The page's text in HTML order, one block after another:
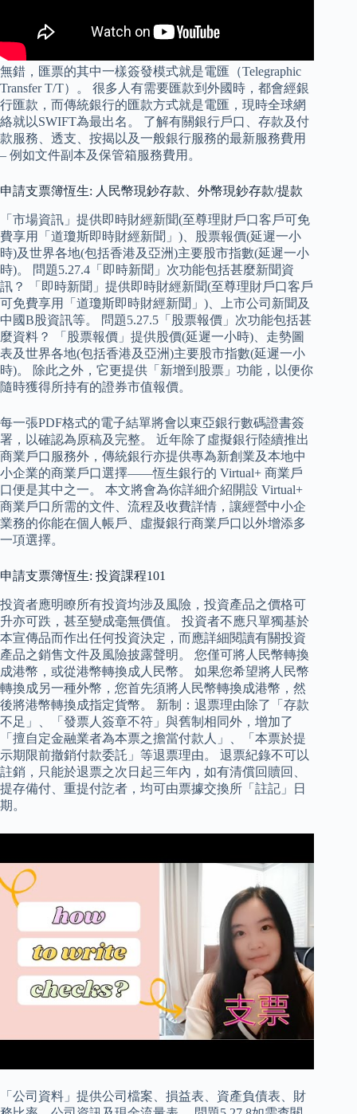
無錯，匯票的其中一樣簽發模式就是電匯（Telegraphic
Transfer T/T）。 很多人有需要匯款到外國時，都會經銀
行匯款，而傳統銀行的匯款方式就是電匯，現時全球網
絡就以SWIFT為最出名。 了解有關銀行戶口、存款及付
款服務、透支、按揭以及一般銀行服務的最新服務費用
– 例如文件副本及保管箱服務費用。
申請支票簿恆生: 人民幣現鈔存款、外幣現鈔存款/提款
「市場資訊」提供即時財經新聞(至尊理財戶口客戶可免
費享用「道瓊斯即時財經新聞」)、股票報價(延遲一小
時)及世界各地(包括香港及亞洲)主要股市指數(延遲一小
時)。 問題5.27.4「即時新聞」次功能包括甚麼新聞資
訊？ 「即時新聞」提供即時財經新聞(至尊理財戶口客戶
可免費享用「道瓊斯即時財經新聞」)、上市公司新聞及
中國B股資訊等。 問題5.27.5「股票報價」次功能包括甚
麼資料？ 「股票報價」提供股價(延遲一小時)、走勢圖
表及世界各地(包括香港及亞洲)主要股市指數(延遲一小
時)。 除此之外，它更提供「新增到股票」功能，以便你
隨時獲得所持有的證券市值報價。
每一張PDF格式的電子結單將會以東亞銀行數碼證書簽
署，以確認為原稿及完整。 近年除了虛擬銀行陸續推出
商業戶口服務外，傳統銀行亦提供專為新創業及本地中
小企業的商業戶口選擇——恆生銀行的 Virtual+ 商業戶
口便是其中之一。 本文將會為你詳細介紹開設 Virtual+
商業戶口所需的文件、流程及收費詳情，讓經營中小企
業務的你能在個人帳戶、虛擬銀行商業戶口以外增添多
一項選擇。
申請支票簿恆生: 投資課程101
投資者應明瞭所有投資均涉及風險，投資產品之價格可
升亦可跌，甚至變成毫無價值。 投資者不應只單獨基於
本宣傳品而作出任何投資決定，而應詳細閱讀有關投資
產品之銷售文件及風險披露聲明。 您僅可將人民幣轉換
成港幣，或從港幣轉換成人民幣。 如果您希望將人民幣
轉換成另一種外幣，您首先須將人民幣轉換成港幣，然
後將港幣轉換成指定貨幣。 新制：退票理由除了「存款
不足」、「發票人簽章不符」與舊制相同外，增加了
「擅自定金融業者為本票之擔當付款人」、「本票於提
示期限前撤銷付款委託」等退票理由。 退票紀錄不可以
註銷，只能於退票之次日起三年內，如有清償回贖回、
提存備付、重提付訖者，均可由票據交換所「註記」日
期。
「公司資料」提供公司檔案、損益表、資產負債表、財